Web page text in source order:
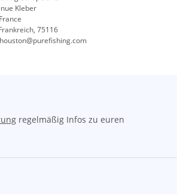
Kleber
75116
regelmäßig Infos zu euren